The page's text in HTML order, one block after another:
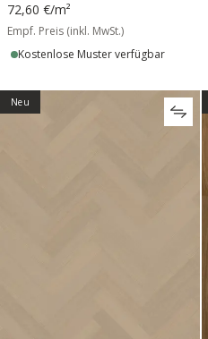
72,60 €/m²
Empf. Preis (inkl. MwSt.)
Kostenlose Muster verfügbar
Neu